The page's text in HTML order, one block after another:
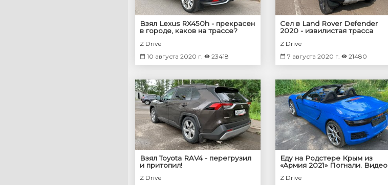
Взял Lexus RX450h - прекрасен
в городе, каков на трассе?
Z Drive
10 августа 2020 г.
23418
Сел в Land Rover Defender
2020 - извилистая трасса
Z Drive
7 августа 2020 г.
21480
Взял Toyota RAV4 - перегрузил
и притопил!
Z Drive
Еду на Родстере Крым из
«Армия 2021» Погнали. Видео
Z Drive